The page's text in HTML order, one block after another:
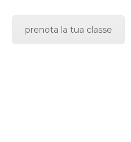
prenota la tua classe